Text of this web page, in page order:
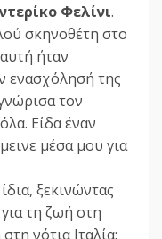
Φελίνι.
σκηνοθέτη στο
ήταν
ενασχόλησή της
τον
Είδα έναν
μέσα μου για
ξεκινώντας
τη ζωή στη
νότια Ιταλία: